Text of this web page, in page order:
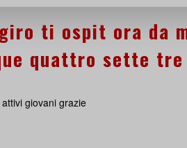
ti ospit ora da
quattro sette tre
giovani grazie